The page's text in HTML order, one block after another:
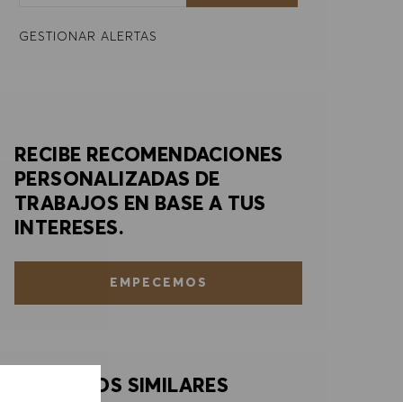
GESTIONAR ALERTAS
RECIBE RECOMENDACIONES
PERSONALIZADAS DE
TRABAJOS EN BASE A TUS
INTERESES.
EMPECEMOS
TRABAJOS SIMILARES